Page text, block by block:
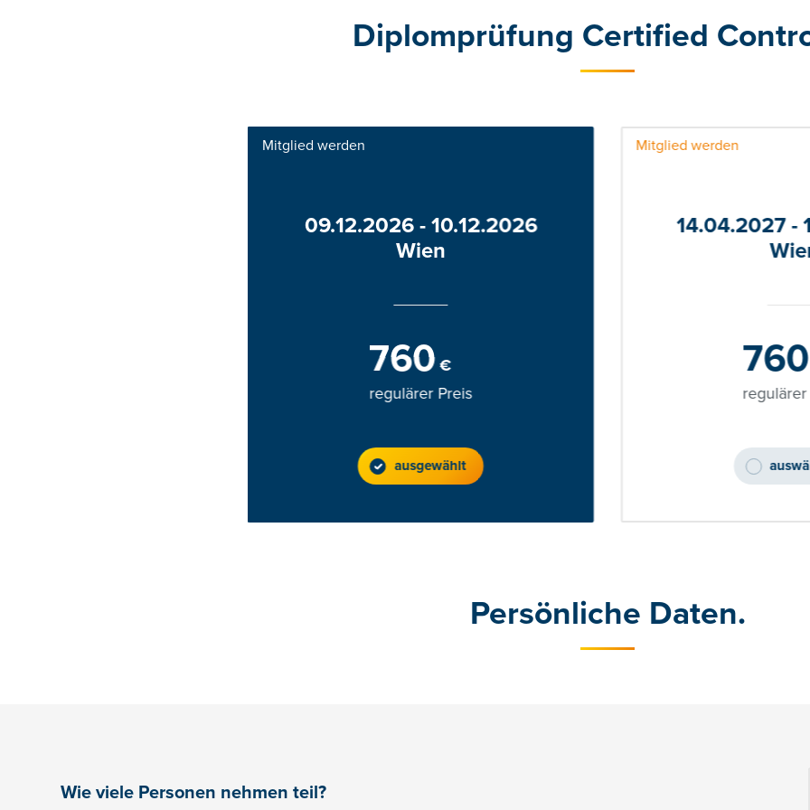
Diplomprüfung Certified
Mitglied werden
09.12.2026 - 10.12.2026
Wien
760 €
regulärer Preis
ausgewählt
Mitglied werden
14.04.2027 -
760
regulärer
Persönliche Daten.
Wie viele Personen nehmen teil?